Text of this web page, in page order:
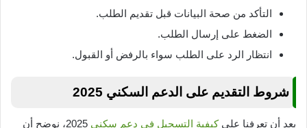
التأكد من صحة البيانات قبل تقديم الطلب.
الضغط على إرسال الطلب.
انتظار الرد على الطلب سواء بالرفض أو القبول.
شروط التقديم على الدعم السكني 2025
بعد أن تعرفنا علىكيفية التسجيل في دعم سكني
2025، نوضح أن